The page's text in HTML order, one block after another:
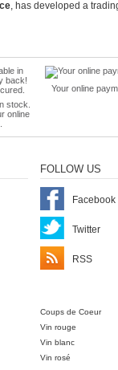
, has developed a
stock.
online
Your online
FOLLOW US
Facebook
Twitter
RSS
Coups de Coeur
Vin rouge
Vin blanc
Vin rosé